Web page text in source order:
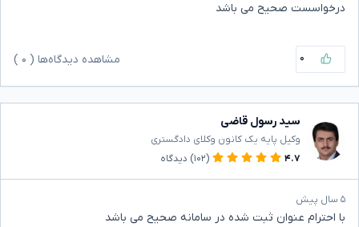
درخواسست صحیح می باشد
۰ مشاهده دیدگاه‌ها ( ۰
سید رسول قاضی
وکیل پایه یک کانون وکلای دادگستری
۴.۷
(۱۰۲) دیدگاه
۵ سال پیش
با احترام عنوان ثبت شده در سامانه صحیح می باشد